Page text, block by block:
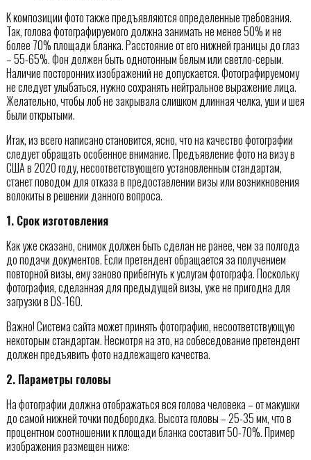
К композиции фото также предъявляются определенные требования.
Так, голова фотографируемого должна занимать не менее 50% и не
более 70% площади бланка. Расстояние от его нижней границы до глаз
– 55-65%. Фон должен быть однотонным белым или светло-серым.
Наличие посторонних изображений не допускается. Фотографируемому
не следует улыбаться, нужно сохранять нейтральное выражение лица.
Желательно, чтобы лоб не закрывала слишком длинная челка, уши и шея
были открытыми.
Итак, из всего написано становится, ясно, что на качество фотографии
следует обращать особенное внимание. Предъявление фото на визу в
США в 2020 году, несоответствующего установленным стандартам,
станет поводом для отказа в предоставлении визы или возникновения
волокиты в решении данного вопроса.
1. Срок изготовления
Как уже сказано, снимок должен быть сделан не ранее, чем за полгода
до подачи документов. Если претендент обращается за получением
повторной визы, ему заново прибегнуть к услугам фотографа. Поскольку
фотография, сделанная для предыдущей визы, уже не пригодна для
загрузки в DS-160.
Важно! Система сайта может принять фотографию, несоответствующую
некоторым стандартам. Несмотря на это, на собеседование претендент
должен предъявить фото надлежащего качества.
2. Параметры головы
На фотографии должна отображаться вся голова человека – от макушки
до самой нижней точки подбородка. Высота головы – 25-35 мм, что в
процентном соотношении к площади бланка составит 50-70%. Пример
изображения размещен ниже: